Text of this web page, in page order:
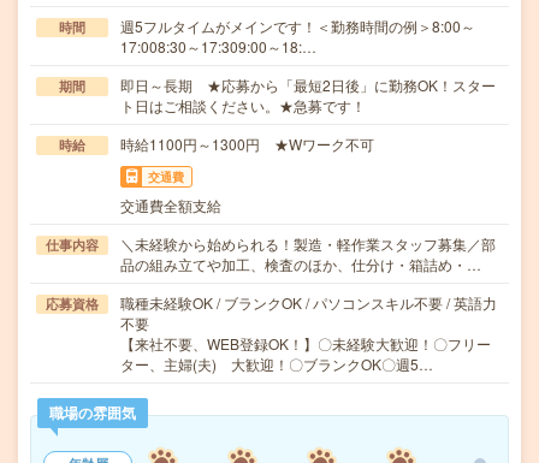
時間
週5フルタイムがメインです！＜勤務時間の例＞8:00～
17:008:30～17:309:00～18:…
期間
即日～長期 ★応募から「最短2日後」に勤務OK！スター
ト日はご相談ください。★急募です！
時給 時給1100円～1300円 ★Wワーク不可
交通費
交通費全額支給
仕事内容
＼未経験から始められる！製造・軽作業スタッフ募集／部
品の組み立てや加工、検査のほか、仕分け・箱詰め・…
応募資格
職種未経験OK / ブランクOK / パソコンスキル不要 / 英語力
不要
【来社不要、WEB登録OK！】〇未経験大歓迎！〇フリー
ター、主婦(夫) 大歓迎！〇ブランクOK〇週5…
職場の雰囲気